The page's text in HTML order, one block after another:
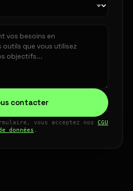
contacter
vous acceptez nos CGU
données .